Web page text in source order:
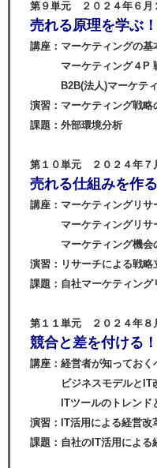
第９単元 ２０２４年６月
売れる原理を学ぶ
講座：マーケティングの基
マーケティング４P
B2B(法人)マーケティ
演習：マーケティング戦略
課題：外部環境分析
第１０単元 ２０２４年７
売れる仕組みを作
講座：マーケティングリ
マーケティングリサ
マーケティング機会
演習：リサーチによる戦略
課題：自社マーケティング
第１１単元 ２０２４年８
競合と差を付ける
講座：経営者が知っておく
ビジネスモデルとIT
ITツールのトレンドと
演習：IT活用による経営改
課題：自社のIT活用による